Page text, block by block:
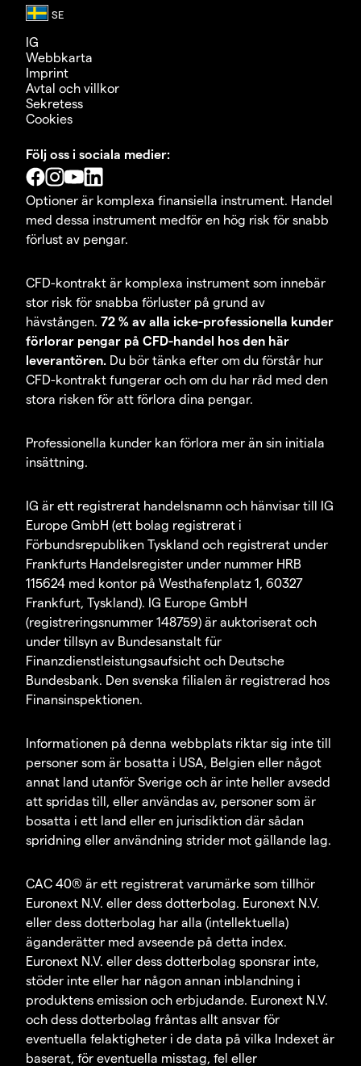
IG
Webbkarta
Imprint
Avtal och villkor
Sekretess
Cookies
Följ oss i sociala medier:
Optioner är komplexa finansiella instrument. Handel
med dessa instrument medför en hög risk för snabb
förlust av pengar.
CFD-kontrakt är komplexa instrument som innebär
stor risk för snabba förluster på grund av
hävstången. 72 % av alla icke-professionella kunder
förlorar pengar på CFD-handel hos den här
leverantören. Du bör tänka efter om du förstår hur
CFD-kontrakt fungerar och om du har råd med den
stora risken för att förlora dina pengar.
Professionella kunder kan förlora mer än sin initiala
insättning.
IG är ett registrerat handelsnamn och hänvisar till IG
Europe GmbH (ett bolag registrerat i
Förbundsrepubliken Tyskland och registrerat under
Frankfurts Handelsregister under nummer HRB
115624 med kontor på Westhafenplatz 1, 60327
Frankfurt, Tyskland). IG Europe GmbH
(registreringsnummer 148759) är auktoriserat och
under tillsyn av Bundesanstalt für
Finanzdienstleistungsaufsicht och Deutsche
Bundesbank. Den svenska filialen är registrerad hos
Finansinspektionen.
Informationen på denna webbplats riktar sig inte till
personer som är bosatta i USA, Belgien eller något
annat land utanför Sverige och är inte heller avsedd
att spridas till, eller användas av, personer som är
bosatta i ett land eller en jurisdiktion där sådan
spridning eller användning strider mot gällande lag.
CAC 40® är ett registrerat varumärke som tillhör
Euronext N.V. eller dess dotterbolag. Euronext N.V.
eller dess dotterbolag har alla (intellektuella)
äganderätter med avseende på detta index.
Euronext N.V. eller dess dotterbolag sponsrar inte,
stöder inte eller har någon annan inblandning i
produktens emission och erbjudande. Euronext N.V.
och dess dotterbolag fråntas allt ansvar för
eventuella felaktigheter i de data på vilka Indexet är
baserat, för eventuella misstag, fel eller